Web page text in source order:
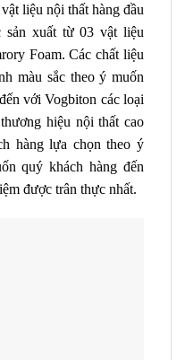
liệu nội thất hàng đầu
sản xuất từ 03 vật liệu
Foam. Các chất liệu
màu sắc theo ý muốn
với Vogbiton các loại
hiệu nội thất cao
hàng lựa chọn theo ý
quý khách hàng đến
được trân thực nhất.